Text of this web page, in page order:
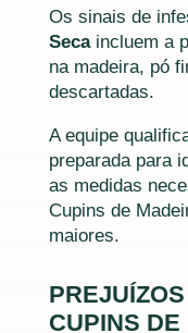
Os sinais de
Secaincluem a
na madeira, pó
descartadas.
A equipe
preparada para
as medidas
Cupins de
maiores.
CUPINS